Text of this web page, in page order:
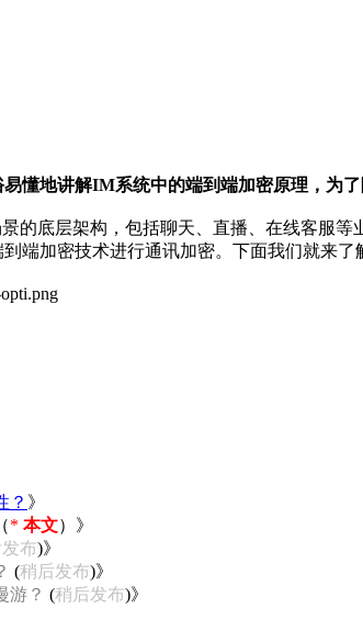
懂地讲解IM系统中的端到端加密原理，为
的底层架构，包括聊天、直播、在线客服
端加密技术进行通讯加密。下面我们就来了
？ 》
（* 本文）》
布)》
(稍后发布)》
游？ (稍后发布)》